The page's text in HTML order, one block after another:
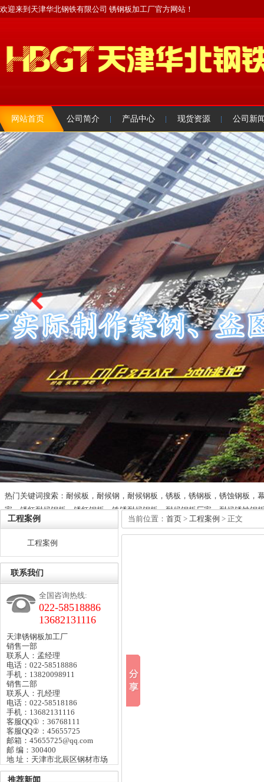
欢迎来到天津华北钢铁有限公司 锈钢板加工厂官方网站！
网站首页 公司简介 产品中心 现货资源 公司新
热门关键词搜索：耐候板，耐候钢，耐候钢板，锈板，锈钢板，锈蚀钢板，
家，锈红耐候钢板，锈红钢板，铁锈耐候钢板，耐候钢板厂家，耐候锈蚀钢
工程案例
工程案例
联系我们
全国咨询热线:
022-58518886
13682131116
天津锈钢板加工厂
销售一部
联系人：孟经理
电话：022-58518886
手机：13820098911
销售二部
联系人：孔经理
电话：022-58518186
手机：13682131116
客服QQ①：36768111
客服QQ②：45655725
邮箱：45655725@qq.com
邮 编：300400
地 址：天津市北辰区钢材市场
推荐新闻
当前位置： 首页 > 工程案例 > 正文